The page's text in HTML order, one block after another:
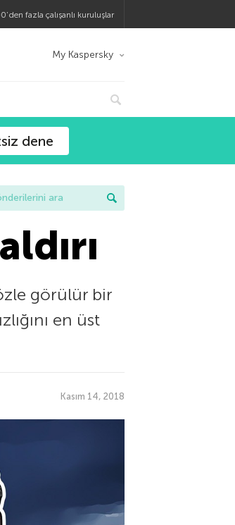
fazla çalışanlı kuruluşlar
My Kaspersky
dene
görülür bir
en üst
Kasım 14, 2018